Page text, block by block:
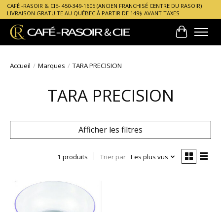
CAFÉ -RASOIR & CIE- 450-349-1605 (ANCIEN FRANCHISÉ CENTRE DU RASOIR)
LIVRAISON GRATUITE AU QUÉBEC À PARTIR DE 149$ AVANT TAXES
Panier
Accueil / Marques / TARA PRECISION
TARA PRECISION
Afficher les filtres
1 produits Trier par Les plus vus